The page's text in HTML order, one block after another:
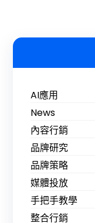
AI應用
News
內容行銷
品牌研究
品牌策略
媒體投放
手把手教學
整合行銷